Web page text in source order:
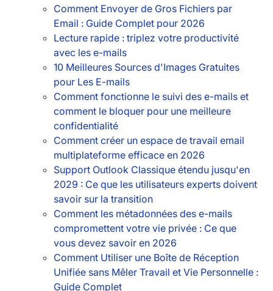
Comment Envoyer de Gros Fichiers par
Email : Guide Complet pour 2026
Lecture rapide : triplez votre productivité
avec les e-mails
10 Meilleures Sources d'Images Gratuites
pour Les E-mails
Comment fonctionne le suivi des e-mails et
comment le bloquer pour une meilleure
confidentialité
Comment créer un espace de travail email
multiplateforme efficace en 2026
Support Outlook Classique étendu jusqu'en
2029 : Ce que les utilisateurs experts doivent
savoir sur la transition
Comment les métadonnées des e-mails
compromettent votre vie privée : Ce que
vous devez savoir en 2026
Comment Utiliser une Boîte de Réception
Unifiée sans Mêler Travail et Vie Personnelle :
Guide Complet